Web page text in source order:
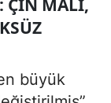
ÇIN MALI,
büyük